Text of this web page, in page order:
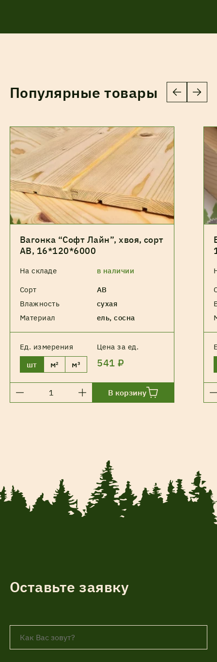
Популярные товары
Вагонка “Софт Лайн”, хвоя, сорт
АВ, 16*120*6000
На складе в наличии
Сорт
АВ
Влажность
сухая
Материал
ель, сосна
Ед. измерения Цена за ед.
шт м² м³ 541 ₽
В корзину
Оставьте заявку